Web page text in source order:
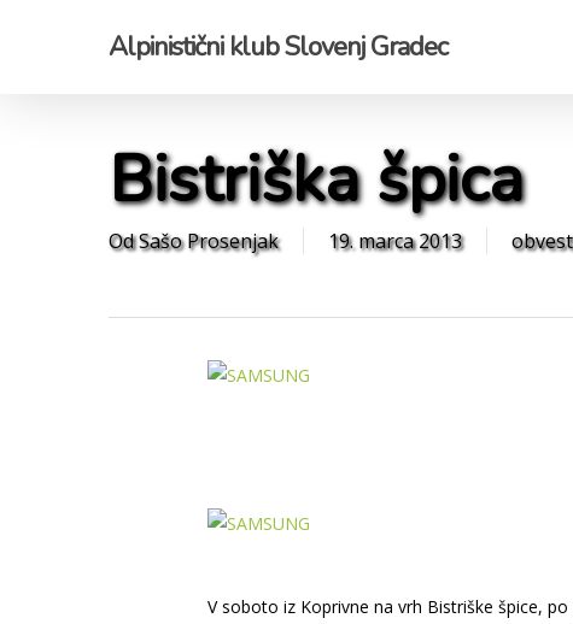
Alpinistični klub Slovenj Gradec
Bistriška špica
OdSašo Prosenjak 19. marca 2013
V soboto iz Koprivne na vrh Bistriške špice,